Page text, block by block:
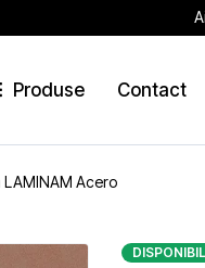
Produse Contact
Acero